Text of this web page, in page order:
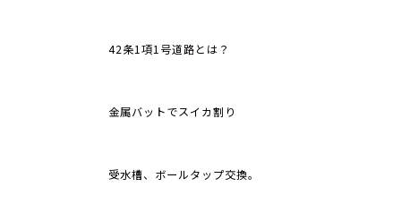
42条1項1号道路とは？
金属バットでスイカ割り
受水槽、ボールタップ交換。